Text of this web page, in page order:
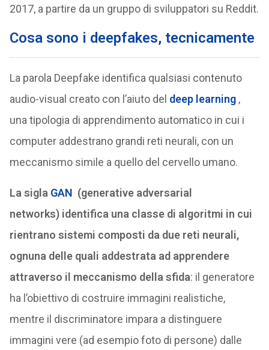
2017, a partire da un gruppo di sviluppatori su Reddit.
Cosa sono i deepfakes, tecnicamente
La parola Deepfake identifica qualsiasi contenuto
audio-visual creato con l’aiuto del deep learning,
una tipologia di apprendimento automatico in cui i
computer addestrano grandi reti neurali, con un
meccanismo simile a quello del cervello umano.
La sigla GAN (generative adversarial
networks) identifica una classe di algoritmi in cui
rientrano sistemi composti da due reti neurali,
ognuna delle quali addestrata ad apprendere
attraverso il meccanismo della sfida: il generatore
ha l’obiettivo di costruire immagini realistiche,
mentre il discriminatore impara a distinguere
immagini vere (ad esempio foto di persone) dalle